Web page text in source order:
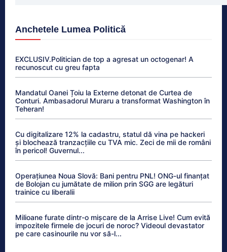
Anchetele Lumea Politică
EXCLUSIV.Politician de top a agresat un octogenar! A
recunoscut cu greu fapta
Mandatul Oanei Țoiu la Externe detonat de Curtea de
Conturi. Ambasadorul Muraru a transformat Washington în
Teheran!
Cu digitalizare 12% la cadastru, statul dă vina pe hackeri
și blochează tranzacțiile cu TVA mic. Zeci de mii de români
în pericol! Guvernul...
Operațiunea Noua Slovă: Bani pentru PNL! ONG-ul finanțat
de Bolojan cu jumătate de milion prin SGG are legături
trainice cu liberalii
Milioane furate dintr-o mișcare de la Arrise Live! Cum evită
impozitele firmele de jocuri de noroc? Videoul devastator
pe care casinourile nu vor să-l...